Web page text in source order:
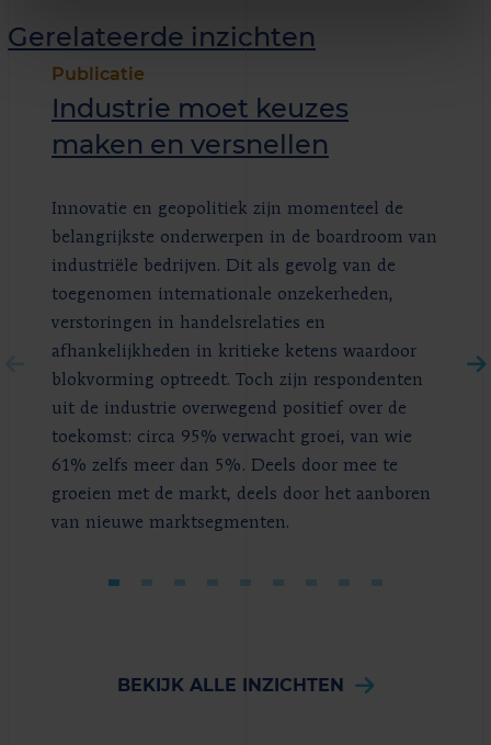
Gerelateerde inzichten
Publicatie
Industrie moet keuzes
maken en versnellen
Innovatie en geopolitiek zijn momenteel de
belangrijkste onderwerpen in de boardroom van
industriële bedrijven. Dit als gevolg van de
toegenomen internationale onzekerheden,
verstoringen in handelsrelaties en
afhankelijkheden in kritieke ketens waardoor
blokvorming optreedt. Toch zijn respondenten
uit de industrie overwegend positief over de
toekomst: circa 95% verwacht groei, van wie
61% zelfs meer dan 5%. Deels door mee te
groeien met de markt, deels door het aanboren
van nieuwe marktsegmenten.
BEKIJK ALLE INZICHTEN